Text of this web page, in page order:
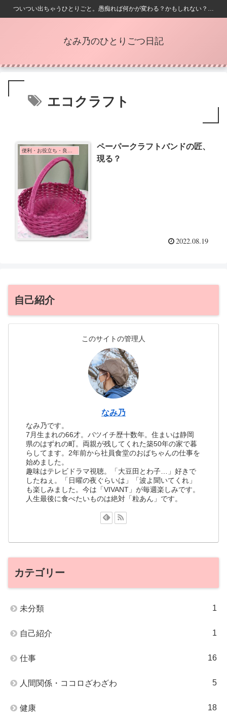
ついつい出ちゃうひとりごと。愚痴れば何かが変わる？かもしれない？…
なみ乃のひとりごつ日記
エコクラフト
ペーパークラフトバンドの匠、
現る？
2022.08.19
自己紹介
このサイトの管理人
なみ乃
なみ乃です。
7月生まれの66才。バツイチ歴十数年。住まいは静岡
県のはずれの町。両親が残してくれた築50年の家で暮
らしてます。2年前から社員食堂のおばちゃんの仕事を
始めました。
趣味はテレビドラマ視聴。「大豆田とわ子…」好きで
したねぇ。「日曜の夜ぐらいは」「波よ聞いてくれ」
も楽しみました。今は「VIVANT」が毎週楽しみです。
人生最後に食べたいものは絶対「粒あん」です。
カテゴリー
未分類 1
自己紹介 1
仕事 16
人間関係・ココロざわざわ 5
健康 18